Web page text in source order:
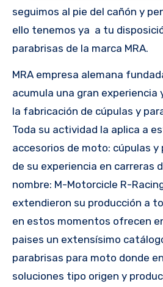
seguimos al pie del cañón y
ello tenemos ya a tu
parabrisas de la marca MRA.
MRA empresa alemana
acumula una gran experiencia
la fabricación de cúpulas y
Toda su actividad la aplica a
accesorios de moto: cúpulas y
de su experiencia en carreras
nombre: M-Motorcicle R-
extendieron su producción a
en estos momentos ofrecen
paises un extensísimo
parabrisas para moto donde
soluciones tipo origen y